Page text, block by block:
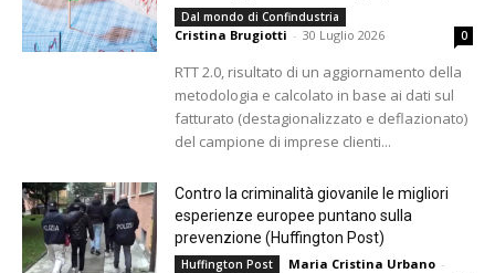
Dal mondo di Confindustria
Cristina Brugiotti - 30 Luglio 2026 0
RTT 2.0, risultato di un aggiornamento della
metodologia e calcolato in base ai dati sul
fatturato (destagionalizzato e deflazionato)
del campione di imprese clienti...
Contro la criminalità giovanile le migliori
esperienze europee puntano sulla
prevenzione (Huffington Post)
Huffington Post Maria Cristina Urbano -